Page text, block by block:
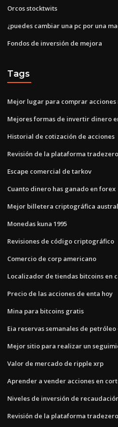
Orcos stocktwits
¿puedes cambiar una pc por una
Fondos de inversión de mejora
Tags
Mejor lugar para comprar
Mejores formas de invertir dinero
Historial de cotización de acciones
Revisión de la plataforma tradezero
Escape comercial de tarkov
Cuanto dinero has ganado en forex
Mejor billetera criptográfica
Monedas kuna 1995
Revisiones de código criptográfico
Comercio de corp americano
Localizador de tiendas bitcoins en
Precio de las acciones de enta hoy
Mina para bitcoins gratis
Eia reservas semanales de
Mejor sitio para realizar un
Valor de mercado de ripple xrp
Aprender a vender acciones en
Niveles de inversión de
Revisión de la plataforma tradezero